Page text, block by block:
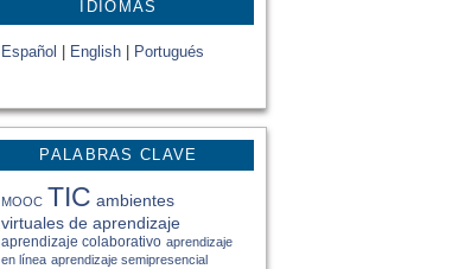
IDIOMAS
Español English Portugués
PALABRAS CLAVE
MOOC TIC ambientes
virtuales de aprendizaje
aprendizaje colaborativo aprendizaje
en línea aprendizaje semipresencial